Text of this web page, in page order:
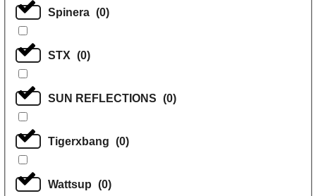
Spinera (0)
STX (0)
SUN REFLECTIONS (0)
Tigerxbang (0)
Wattsup (0)